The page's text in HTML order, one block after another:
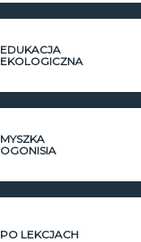
EDUKACJA
EKOLOGICZNA
MYSZKA
OGONISIA
PO LEKCJACH